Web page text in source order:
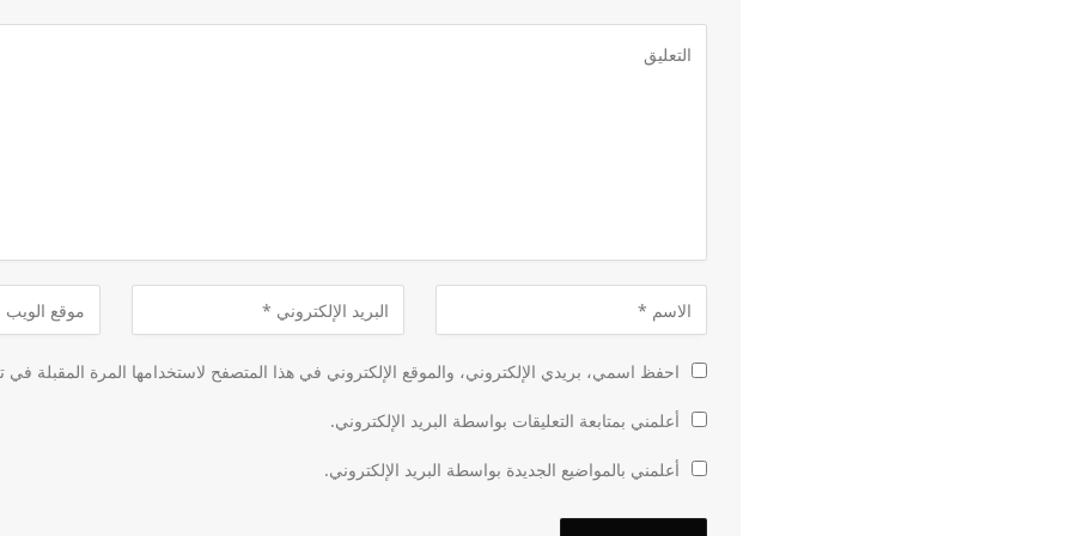
احفظ اسمي، بريدي الإلكتروني، والموقع الإلكتروني في هذا المتصفح لاستخدامها المرة المقبلة في
أعلمني بمتابعة التعليقات بواسطة البريد الإلكتروني.
أعلمني بالمواضيع الجديدة بواسطة البريد الإلكتروني.